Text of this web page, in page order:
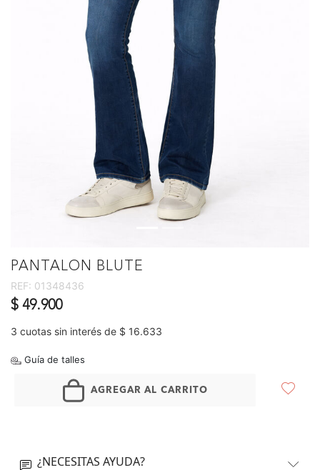
PANTALON BLUTE
REF: 01348436
$ 49.900
3 cuotas sin interés de $ 16.633
Guía de talles
AGREGAR AL CARRITO
¿NECESITAS AYUDA?